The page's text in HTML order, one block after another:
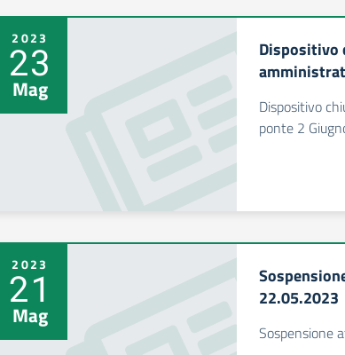
2023
23
Mag
Dispositivo
Dispositivo
ponte 2
2023
21
Mag
22.05.2023
Sospensione